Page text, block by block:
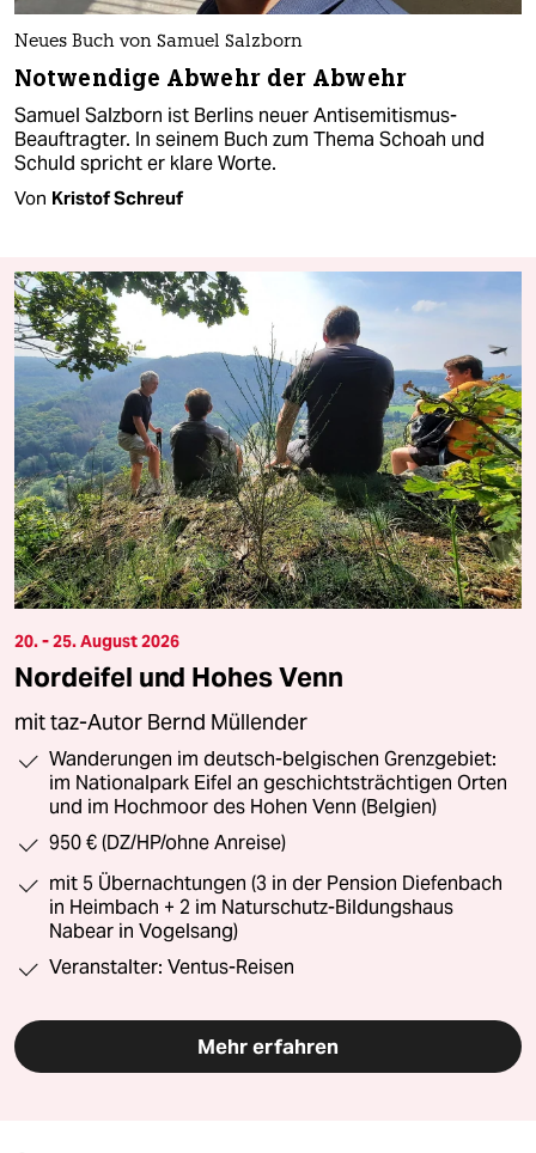
Neues Buch von Samuel Salzborn
Notwendige Abwehr der Abwehr
Samuel Salzborn ist Berlins neuer Antisemitismus-
Beauftragter. In seinem Buch zum Thema Schoah und
Schuld spricht er klare Worte.
Von Kristof Schreuf
20. - 25. August 2026
Nordeifel und Hohes Venn
mit taz-Autor Bernd Müllender
Wanderungen im deutsch-belgischen Grenzgebiet:
im Nationalpark Eifel an geschichtsträchtigen Orten
und im Hochmoor des Hohen Venn (Belgien)
950 € (DZ/HP/ohne Anreise)
mit 5 Übernachtungen (3 in der Pension Diefenbach
in Heimbach + 2 im Naturschutz-Bildungshaus
Nabear in Vogelsang)
Veranstalter: Ventus-Reisen
Mehr erfahren